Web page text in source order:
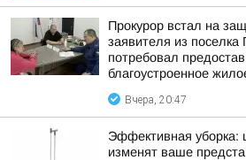
Прокурор встал на
заявителя из поселка
потребовал
благоустроенное
Вчера, 20:47
Эффективная уборка:
изменят ваше